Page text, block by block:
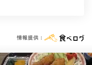
情報提供：